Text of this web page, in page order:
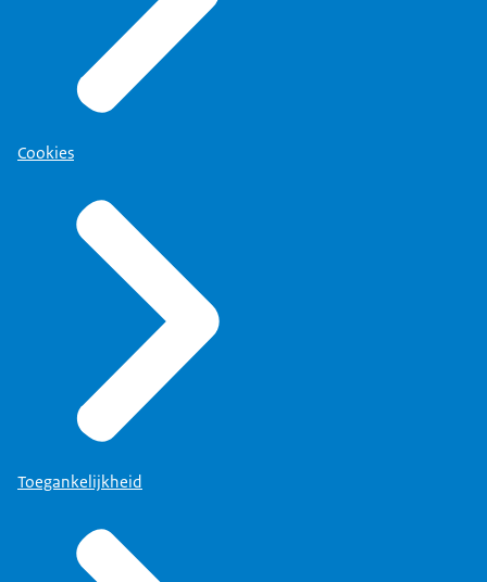
Cookies
Toegankelijkheid